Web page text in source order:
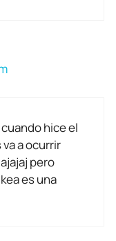
hice el
a ocurrir
pero
es una